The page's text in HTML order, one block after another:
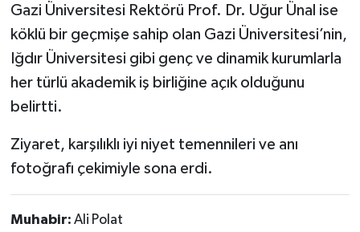
Gazi Üniversitesi Rektörü Prof. Dr. Uğur Ünal ise
köklü bir geçmişe sahip olan Gazi Üniversitesi’nin,
Iğdır Üniversitesi gibi genç ve dinamik kurumlarla
her türlü akademik iş birliğine açık olduğunu
belirtti.
Ziyaret, karşılıklı iyi niyet temennileri ve anı
fotoğrafı çekimiyle sona erdi.
Muhabir: Ali Polat